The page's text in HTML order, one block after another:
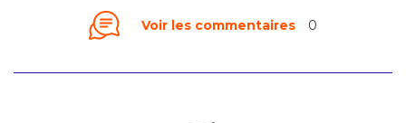
Voir les commentaires 0